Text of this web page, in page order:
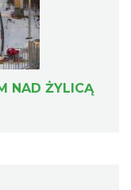
NAD ŻYLICĄ